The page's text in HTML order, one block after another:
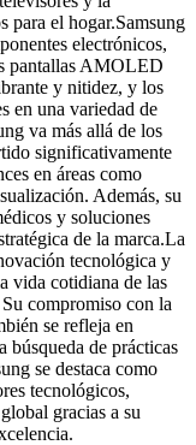
para el hogar.Samsung
electrónicos,
pantallas AMOLED
y nitidez, y los
en una variedad de
va más allá de los
significativamente
en áreas como
Además, su
y soluciones
de la marca.La
tecnológica y
vida cotidiana de las
compromiso con la
se refleja en
búsqueda de prácticas
se destaca como
tecnológicos,
gracias a su